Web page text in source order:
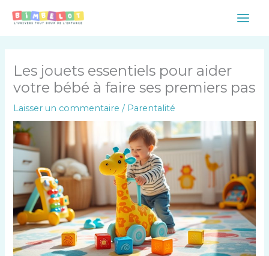
Main
Les jouets essentiels pour aider
votre bébé à faire ses premiers pas
Laisser un commentaire / Parentalité